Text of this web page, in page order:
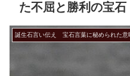
た不屈と勝利の宝
誕生石言い伝え 宝石言葉に秘められた意